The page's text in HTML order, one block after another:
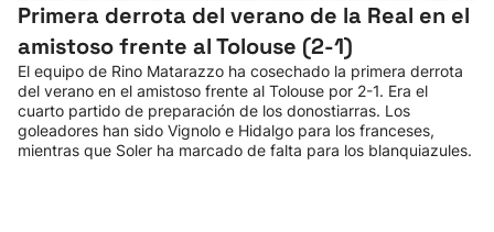
Primera derrota del verano de la Real en el
amistoso frente al Tolouse (2-1)
El equipo de Rino Matarazzo ha cosechado la primera derrota
del verano en el amistoso frente al Tolouse por 2-1. Era el
cuarto partido de preparación de los donostiarras. Los
goleadores han sido Vignolo e Hidalgo para los franceses,
mientras que Soler ha marcado de falta para los blanquiazules.